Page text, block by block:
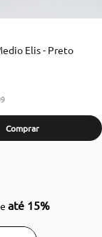
Elis - Preto
Comprar
até 15%